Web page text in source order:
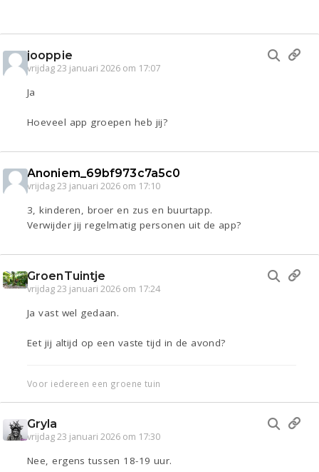
jooppie
vrijdag 23 januari 2026 om 17:07
Ja
Hoeveel app groepen heb jij?
Anoniem_69bf973c7a5c0
vrijdag 23 januari 2026 om 17:10
3, kinderen, broer en zus en buurtapp.
Verwijder jij regelmatig personen uit de app?
GroenTuintje
vrijdag 23 januari 2026 om 17:24
Ja vast wel gedaan.
Eet jij altijd op een vaste tijd in de avond?
Voor iedereen een groene tuin
Gryla
vrijdag 23 januari 2026 om 17:30
Nee, ergens tussen 18-19 uur.